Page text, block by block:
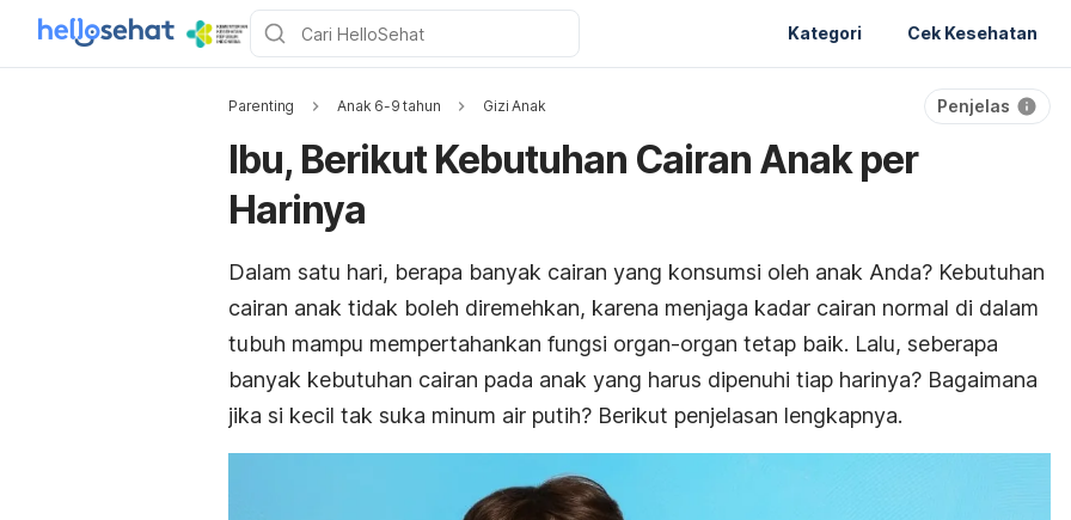
Kategori Cek Kesehatan
Parenting Anak 6-9 tahun Gizi Anak Penjelas
Ibu, Berikut Kebutuhan Cairan Anak per
Harinya
Dalam satu hari, berapa banyak cairan yang konsumsi oleh anak Anda? Kebutuhan
cairan anak tidak boleh diremehkan, karena menjaga kadar cairan normal di dalam
tubuh mampu mempertahankan fungsi organ-organ tetap baik. Lalu, seberapa
banyak kebutuhan cairan pada anak yang harus dipenuhi tiap harinya? Bagaimana
jika si kecil tak suka minum air putih? Berikut penjelasan lengkapnya.